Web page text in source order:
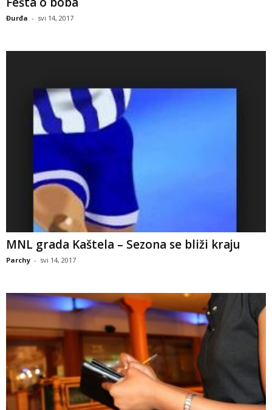
Đurđa - svi 14, 2017
MNL grada Kaštela – Sezona se bliži kraju
Parchy - svi 14, 2017